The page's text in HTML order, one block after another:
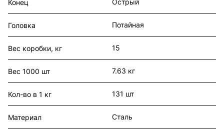
Конец
Головка Потайная
Вес коробки, кг 15
Вес 1000 шт 7.63 кг
Кол-во в 1 кг 131 шт
Материал Сталь